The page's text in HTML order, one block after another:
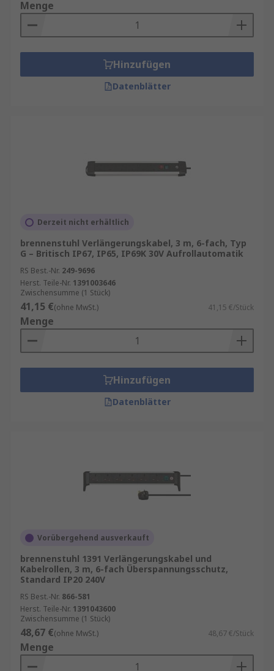
Menge
Hinzufügen
Datenblätter
Derzeit nicht erhältlich
brennenstuhl Verlängerungskabel, 3 m, 6-fach, Typ
G – Britisch IP67, IP65, IP69K 30V Aufrollautomatik
RS Best.-Nr. 249-9696
Herst. Teile-Nr. 1391003646
Zwischensumme (1 Stück)
41,15 €(ohne MwSt.) 41,15 €/Stück
Menge
Hinzufügen
Datenblätter
Vorübergehend ausverkauft
brennenstuhl 1391 Verlängerungskabel und
Kabelrollen, 3 m, 6-fach Überspannungsschutz,
Standard IP20 240V
RS Best.-Nr. 866-581
Herst. Teile-Nr. 1391043600
Zwischensumme (1 Stück)
48,67 €(ohne MwSt.) 48,67 €/Stück
Menge